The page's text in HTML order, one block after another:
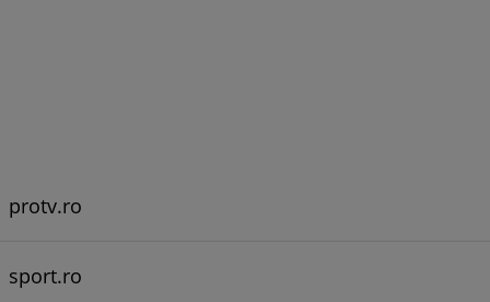
protv.ro
sport.ro